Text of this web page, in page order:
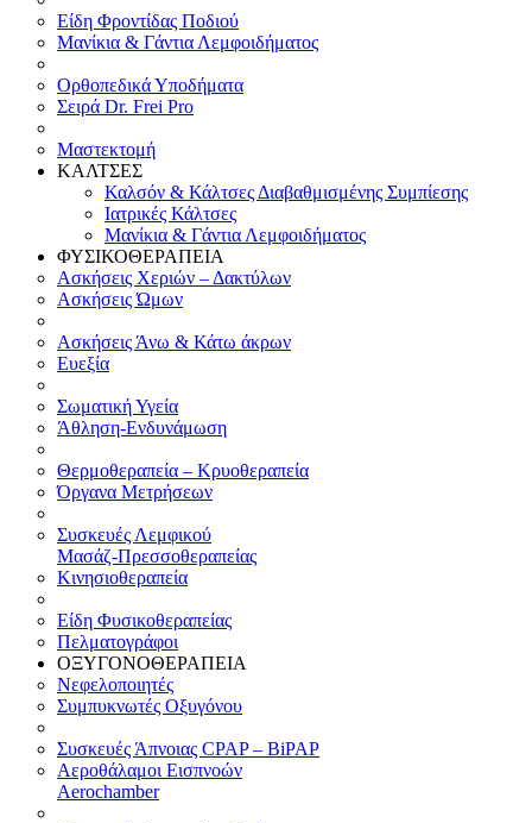
Είδη Φροντίδας Ποδιού
Μανίκια & Γάντια Λεμφοιδήματος
Ορθοπεδικά Υποδήματα
Σειρά Dr. Frei Pro
Μαστεκτομή
ΚΑΛΤΣΕΣ
Καλσόν & Κάλτσες Διαβαθμισμένης Συμπίεσης
Ιατρικές Κάλτσες
Μανίκια & Γάντια Λεμφοιδήματος
ΦΥΣΙΚΟΘΕΡΑΠΕΙΑ
Ασκήσεις Χεριών – Δακτύλων
Ασκήσεις Ώμων
Ασκήσεις Άνω & Κάτω άκρων
Ευεξία
Σωματική Υγεία
Άθληση-Ενδυνάμωση
Θερμοθεραπεία – Κρυοθεραπεία
Όργανα Μετρήσεων
Συσκευές Λεμφικού
Μασάζ-Πρεσσοθεραπείας
Κινησιοθεραπεία
Είδη Φυσικοθεραπείας
Πελματογράφοι
ΟΞΥΓΟΝΟΘΕΡΑΠΕΙΑ
Νεφελοποιητές
Συμπυκνωτές Οξυγόνου
Συσκευές Άπνοιας CPAP – BiPAP
Αεροθάλαμοι Εισπνοών
Aerochamber